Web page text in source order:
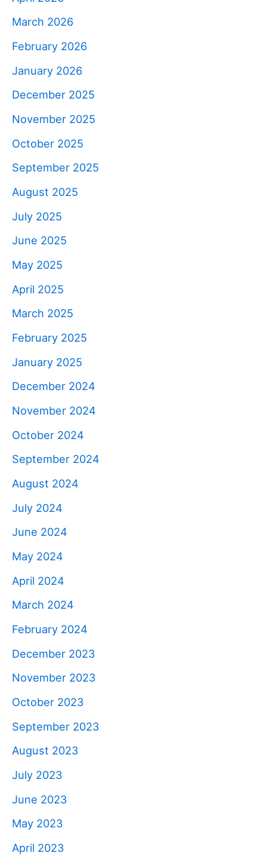
March 2026
February 2026
January 2026
December 2025
November 2025
October 2025
September 2025
August 2025
July 2025
June 2025
May 2025
April 2025
March 2025
February 2025
January 2025
December 2024
November 2024
October 2024
September 2024
August 2024
July 2024
June 2024
May 2024
April 2024
March 2024
February 2024
December 2023
November 2023
October 2023
September 2023
August 2023
July 2023
June 2023
May 2023
April 2023